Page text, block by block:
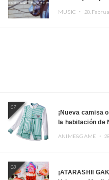
MUSIC ・
07
¡Nueva camisa
la habitación de
ANIME&GAME ・
08
¡ATARASHII